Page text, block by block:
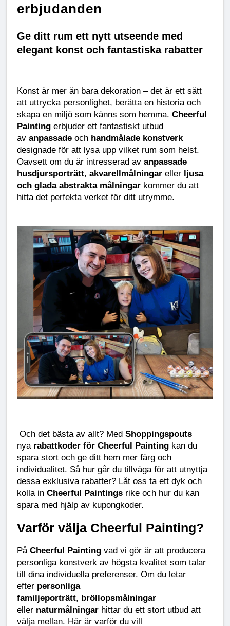
erbjudanden
Ge ditt rum ett nytt utseende med
elegant konst och fantastiska rabatter
Konst är mer än bara dekoration – det är ett sätt
att uttrycka personlighet, berätta en historia och
skapa en miljö som känns som hemma. Cheerful
Painting erbjuder ett fantastiskt utbud
av anpassade och handmålade konstverk
designade för att lysa upp vilket rum som helst.
Oavsett om du är intresserad av anpassade
husdjursporträtt, akvarellmålningar eller ljusa
och glada abstrakta målningar kommer du att
hitta det perfekta verket för ditt utrymme.
Och det bästa av allt? Med Shoppingspouts
nya rabattkoder för Cheerful Painting kan du
spara stort och ge ditt hem mer färg och
individualitet. Så hur går du tillväga för att utnyttja
dessa exklusiva rabatter? Låt oss ta ett dyk och
kolla in Cheerful Paintings rike och hur du kan
spara med hjälp av kupongkoder.
Varför välja Cheerful Painting?
På Cheerful Painting vad vi gör är att producera
personliga konstverk av högsta kvalitet som talar
till dina individuella preferenser. Om du letar
efter personliga
familjeporträtt, bröllopsmålningar
eller naturmålningar hittar du ett stort utbud att
välja mellan. Här är varför du vill